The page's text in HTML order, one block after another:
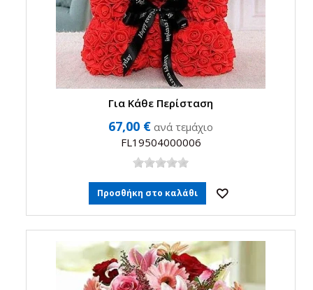
Για Κάθε Περίσταση
67,00 € ανά τεμάχιο
FL19504000006
Προσθήκη στο καλάθι